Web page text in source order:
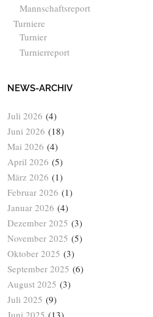
Mannschaftsreport
Turniere
Turnier
Turnierreport
NEWS-ARCHIV
Juli 2026 (4)
Juni 2026 (18)
Mai 2026 (4)
April 2026 (5)
März 2026 (1)
Februar 2026 (1)
Januar 2026 (4)
Dezember 2025 (3)
November 2025 (5)
Oktober 2025 (3)
September 2025 (6)
August 2025 (3)
Juli 2025 (9)
Juni 2025 (13)